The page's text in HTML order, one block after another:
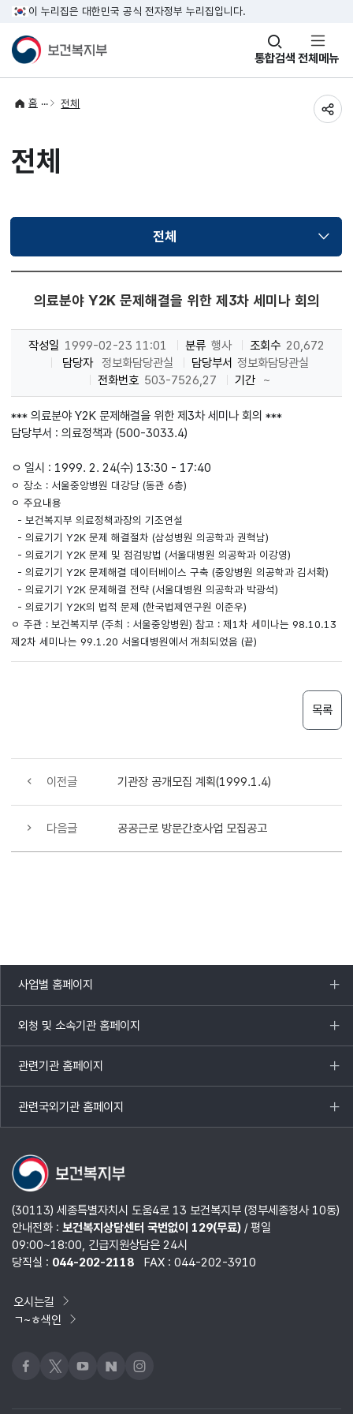
이 누리집은 대한민국 공식 전자정부 누리집입니다.
통합검색
창
열기 전체메뉴
홈 전체
전체
전체선택됨
의료분야 Y2K 문제해결을 위한 제3차 세미나 회의
작성일 1999-02-23 11:01 분류 행사 조회수 20,672
담당자 정보화담당관실 담당부서 정보화담당관실
전화번호 503-7526,27 기간 ~
*** 의료분야 Y2K 문제해결을 위한 제3차 세미나 회의 ***
담당부서 : 의료정책과 (500-3033.4)
ㅇ 일시 : 1999. 2. 24(수) 13:30 - 17:40
ㅇ 장소 : 서울중앙병원 대강당 (동관 6층)
ㅇ 주요내용
- 보건복지부 의료정책과장의 기조연설
- 의료기기 Y2K 문제 해결절차 (삼성병원 의공학과 권혁남)
- 의료기기 Y2K 문제 및 점검방법 (서울대병원 의공학과 이강영)
- 의료기기 Y2K 문제해결 데이터베이스 구축 (중앙병원 의공학과 김서확)
- 의료기기 Y2K 문제해결 전략 (서울대병원 의공학과 박광석)
- 의료기기 Y2K의 법적 문제 (한국법제연구원 이준우)
ㅇ 주관 : 보건복지부 (주최 : 서울중앙병원) 참고 : 제1차 세미나는 98.10.13
제2차 세미나는 99.1.20 서울대병원에서 개최되었음 (끝)
목록
이전글 기관장 공개모집 계획(1999.1.4)
다음글 공공근로 방문간호사업 모집공고
사업별 홈페이지
목록
열기
외청 및 소속기관 홈페이지
목록
열기
관련기관 홈페이지
목록
열기
관련국외기관 홈페이지
목록
열기
(30113) 세종특별자치시 도움4로 13 보건복지부 (정부세종청사 10동)
안내전화 : 보건복지상담센터 국번없이 129(무료)/ 평일
09:00~18:00, 긴급지원상담은 24시
당직실 : 044-202-2118 FAX : 044-202-3910
오시는길
ㄱ~ㅎ색인
페이스북
x 유튜브네이버블로그
인스타그램